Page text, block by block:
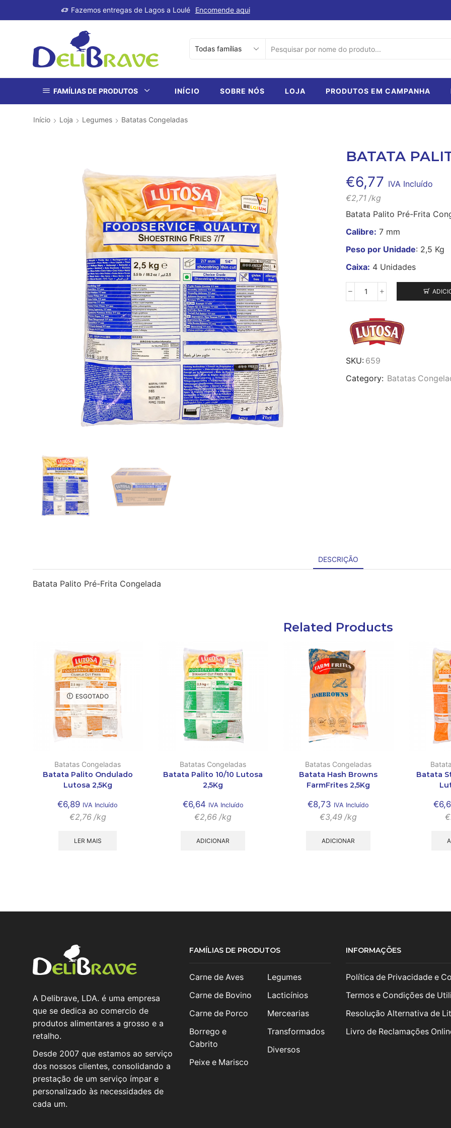
Fazemos entregas de Lagos a Loulé Encomende aqui
SEARCH
FAMÍLIAS DE PRODUTOS INÍCIO SOBRE NÓS LOJA PRODUTOS EM CAMPANHA
Início Loja Legumes Batatas Congeladas
BATATA
€6,77 IVA Incluído
€2,71 /kg
Batata Palito Pré-Frita
Calibre: 7 mm
Peso por Unidade: 2,5 Kg
Caixa: 4 Unidades
Quantidade
Batata
Palito
7/7
2,5Kg
SKU: 659
Category: Batatas
DESCRIÇÃO
Batata Palito Pré-Frita Congelada
Related Products
ESGOTADO
Batatas Congeladas
Batata Palito Ondulado
Lutosa 2,5Kg
€6,89 IVA Incluído
€2,76 /kg
LER MAIS
Batatas Congeladas
Batata Palito 10/10 Lutosa
2,5Kg
€6,64 IVA Incluído
€2,66 /kg
ADICIONAR
Batatas Congeladas
Batata Hash Browns
FarmFrites 2,5Kg
€8,73 IVA Incluído
€3,49 /kg
ADICIONAR
Batata
€
€
A Delibrave, LDA. é uma empresa
que se dedica ao comercio de
produtos alimentares a grosso e a
retalho.
Desde 2007 que estamos ao serviço
dos nossos clientes, consolidando a
prestação de um serviço ímpar e
personalizado às necessidades de
cada um.
FAMÍLIAS DE PRODUTOS
Carne de Aves
Carne de Bovino
Carne de Porco
Borrego e
Cabrito
Peixe e Marisco
Legumes
Lacticínios
Mercearias
Transformados
Diversos
INFORMAÇÕES
Política de Privacidade e
Termos e Condições de
Resolução Alternativa de
Livro de Reclamações